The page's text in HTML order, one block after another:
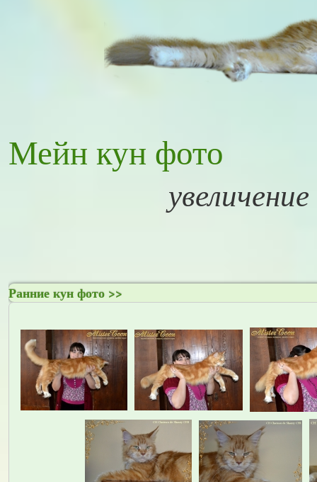
Мейн кун фото
Ранние кун фото >>